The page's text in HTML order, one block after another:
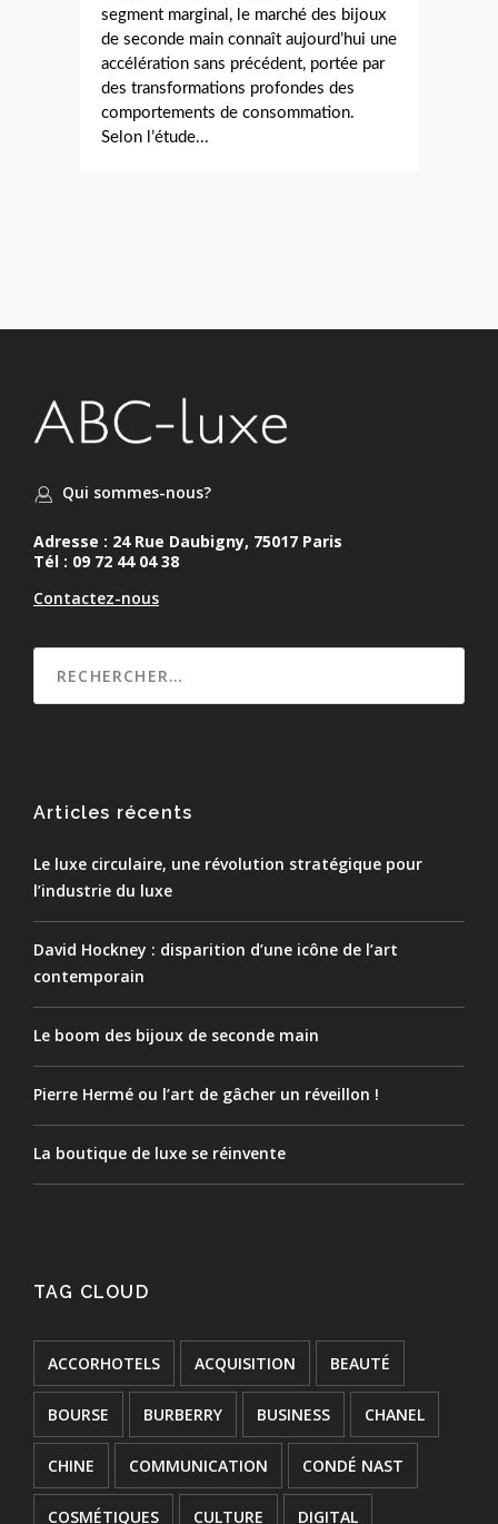
segment marginal, le marché des bijoux
de seconde main connaît aujourd’hui une
accélération sans précédent, portée par
des transformations profondes des
comportements de consommation.
Selon l’étude...
Qui sommes-nous?
Adresse : 24 Rue Daubigny, 75017 Paris
Tél : 09 72 44 04 38
Contactez-nous
Articles récents
Le luxe circulaire, une révolution stratégique pour
l’industrie du luxe
David Hockney : disparition d’une icône de l’art
contemporain
Le boom des bijoux de seconde main
Pierre Hermé ou l’art de gâcher un réveillon !
La boutique de luxe se réinvente
TAG CLOUD
ACCORHOTELS ACQUISITION BEAUTÉ
BOURSE BURBERRY BUSINESS CHANEL
CHINE COMMUNICATION CONDÉ NAST
COSMÉTIQUES CULTURE DIGITAL